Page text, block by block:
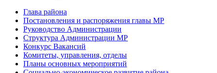
Глава района
Постановления и распоряжения главы МР
Руководство Администрации
Структура Администрации МР
Конкурс Вакансий
Комитеты, управления, отделы
Планы основных мероприятий